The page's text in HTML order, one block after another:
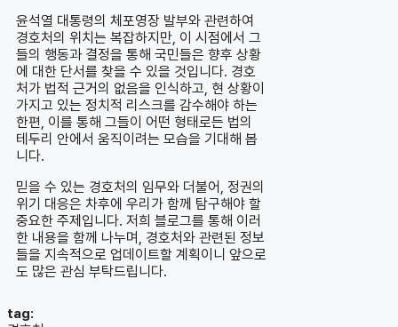
윤석열 대통령의 체포영장 발부와 관련하여
경호처의 위치는 복잡하지만, 이 시점에서 그
들의 행동과 결정을 통해 국민들은 향후 상황
에 대한 단서를 찾을 수 있을 것입니다. 경호
처가 법적 근거의 없음을 인식하고, 현 상황이
가지고 있는 정치적 리스크를 감수해야 하는
한편, 이를 통해 그들이 어떤 형태로든 법의
테두리 안에서 움직이려는 모습을 기대해 봅
니다.
믿을 수 있는 경호처의 임무와 더불어, 정권의
위기 대응은 차후에 우리가 함께 탐구해야 할
중요한 주제입니다. 저희 블로그를 통해 이러
한 내용을 함께 나누며, 경호처와 관련된 정보
들을 지속적으로 업데이트할 계획이니 앞으로
도 많은 관심 부탁드립니다.
tag: